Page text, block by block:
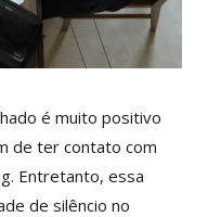
é muito positivo
de ter contato com
Entretanto, essa
de silêncio no